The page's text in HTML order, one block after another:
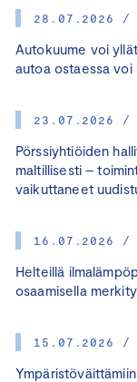
28.07.2026 /
Autokuume voi
autoa ostaessa voi
23.07.2026 /
Pörssiyhtiöiden
maltillisesti –
vaikuttaneet
16.07.2026 /
Helteillä
osaamisella
15.07.2026 /